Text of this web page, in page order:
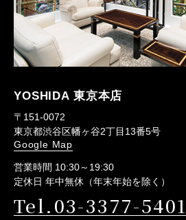
YOSHIDA 東京本店
〒151-0072
東京都渋谷区幡ヶ谷2丁目13番5号
Google Map
営業時間 10:30～19:30
定休日 年中無休（年末年始を除く）
Tel.03-3377-5401